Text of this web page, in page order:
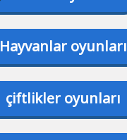
Hayvanlar oyunları
çiftlikler oyunları